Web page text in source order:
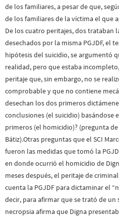
de los familiares, a pesar de que,
de los familiares de la víctima el que
De los cuatro peritajes, dos trataban
desechados por la misma PGJDF, el
hipótesis del suicidio, se argumentó
realidad, pero que estaba
peritaje que, sin embargo, no se
comprobable y que no contiene
desechan los dos primeros
conclusiones (el suicidio) basándose
primeros (el homicidio)? (pregunta de
Bátiz).Otras preguntas que el SCI
fueron las medidas que tomó la
en donde ocurrió el homicidio de
meses después, el peritaje de
cuenta la PGJDF para dictaminar el
decir, para afirmar que se trató de
necropsia afirma que Digna